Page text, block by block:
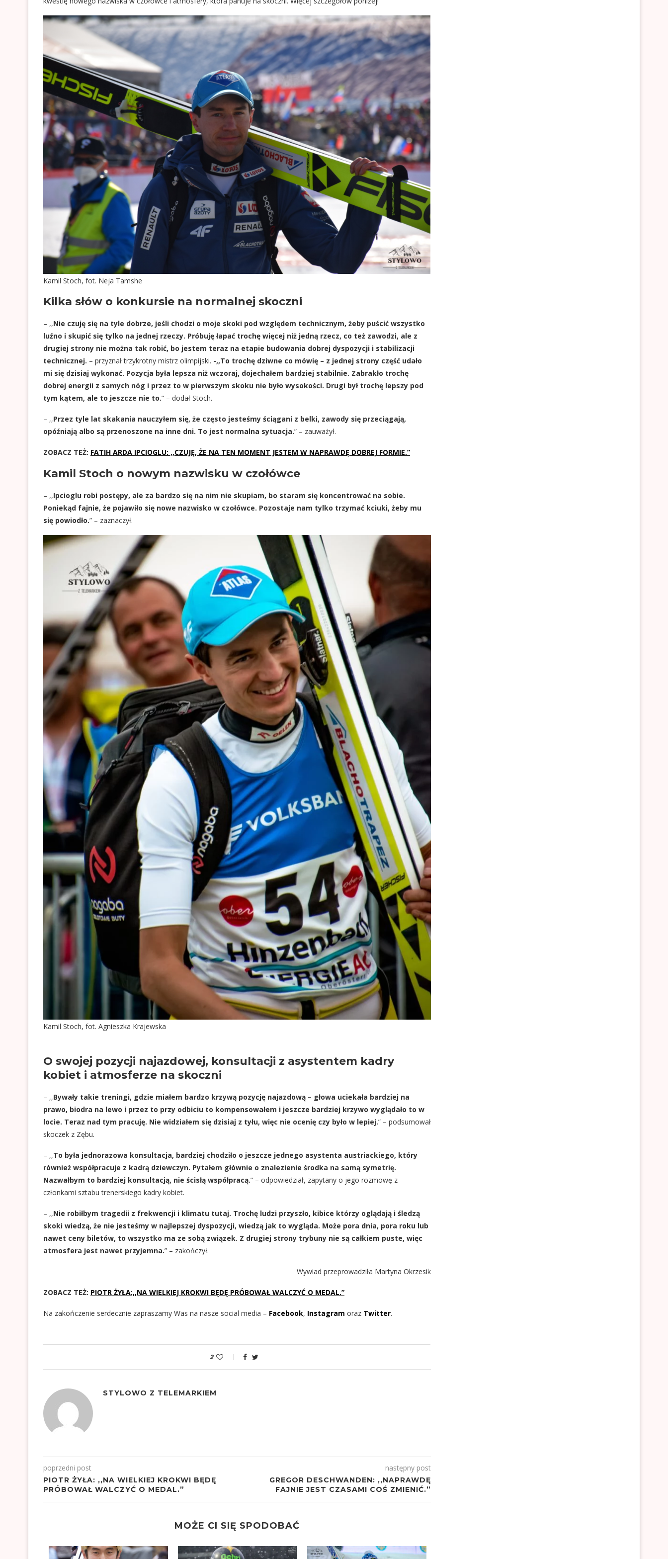
Kamil Stoch, fot. Neja Tamshe
Kilka słów o konkursie na normalnej skoczni
– ,,Nie czuję się na tyle dobrze, jeśli chodzi o moje skoki pod względem technicznym, żeby puścić wszystko
luźno i skupić się tylko na jednej rzeczy. Próbuję łapać trochę więcej niż jedną rzecz, co też zawodzi, ale z
drugiej strony nie można tak robić, bo jestem teraz na etapie budowania dobrej dyspozycji i stabilizacji
technicznej. – przyznał trzykrotny mistrz olimpijski. -,,To trochę dziwne co mówię – z jednej strony część udało
mi się dzisiaj wykonać. Pozycja była lepsza niż wczoraj, dojechałem bardziej stabilnie. Zabrakło trochę
dobrej energii z samych nóg i przez to w pierwszym skoku nie było wysokości. Drugi był trochę lepszy pod
tym kątem, ale to jeszcze nie to.” – dodał Stoch.
– ,,Przez tyle lat skakania nauczyłem się, że często jesteśmy ściągani z belki, zawody się przeciągają,
opóźniają albo są przenoszone na inne dni. To jest normalna sytuacja.” – zauważył.
ZOBACZ TEŻ: FATIH ARDA IPCIOGLU: ,,CZUJĘ, ŻE NA TEN MOMENT JESTEM W NAPRAWDĘ DOBREJ FORMIE.”
Kamil Stoch o nowym nazwisku w czołówce
– ,,Ipcioglu robi postępy, ale za bardzo się na nim nie skupiam, bo staram się koncentrować na sobie.
Poniekąd fajnie, że pojawiło się nowe nazwisko w czołówce. Pozostaje nam tylko trzymać kciuki, żeby mu
się powiodło.” – zaznaczył.
Kamil Stoch, fot. Agnieszka Krajewska
O swojej pozycji najazdowej, konsultacji z asystentem kadry
kobiet i atmosferze na skoczni
– ,,Bywały takie treningi, gdzie miałem bardzo krzywą pozycję najazdową – głowa uciekała bardziej na
prawo, biodra na lewo i przez to przy odbiciu to kompensowałem i jeszcze bardziej krzywo wyglądało to w
locie. Teraz nad tym pracuję. Nie widziałem się dzisiaj z tyłu, więc nie ocenię czy było w lepiej.” – podsumował
skoczek z Zębu.
– ,,To była jednorazowa konsultacja, bardziej chodziło o jeszcze jednego asystenta austriackiego, który
również współpracuje z kadrą dziewczyn. Pytałem głównie o znalezienie środka na samą symetrię.
Nazwałbym to bardziej konsultacją, nie ścisłą współpracą.” – odpowiedział, zapytany o jego rozmowę z
członkami sztabu trenerskiego kadry kobiet.
– ,,Nie robiłbym tragedii z frekwencji i klimatu tutaj. Trochę ludzi przyszło, kibice którzy oglądają i śledzą
skoki wiedzą, że nie jesteśmy w najlepszej dyspozycji, wiedzą jak to wygląda. Może pora dnia, pora roku lub
nawet ceny biletów, to wszystko ma ze sobą związek. Z drugiej strony trybuny nie są całkiem puste, więc
atmosfera jest nawet przyjemna.” – zakończył.
Wywiad przeprowadziła Martyna Okrzesik
ZOBACZ TEŻ: PIOTR ŻYŁA:,,NA WIELKIEJ KROKWI BĘDĘ PRÓBOWAŁ WALCZYĆ O MEDAL.”
Na zakończenie serdecznie zapraszamy Was na nasze social media – Facebook, Instagram oraz Twitter.
2
STYLOWO Z TELEMARKIEM
poprzedni post
PIOTR ŻYŁA: ,,NA WIELKIEJ KROKWI BĘDĘ
PRÓBOWAŁ WALCZYĆ O MEDAL.”
następny post
GREGOR DESCHWANDEN: ,,NAPRAWDĘ
FAJNIE JEST CZASAMI COŚ ZMIENIĆ.”
MOŻE CI SIĘ SPODOBAĆ